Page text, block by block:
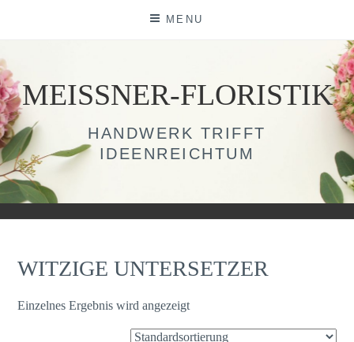
MENU
MEISSNER-FLORISTIK
HANDWERK TRIFFT
IDEENREICHTUM
WITZIGE UNTERSETZER
Einzelnes Ergebnis wird angezeigt